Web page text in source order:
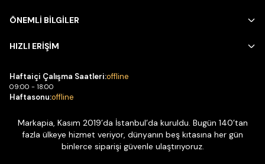
ÖNEMLİ BİLGİLER
HIZLI ERİŞİM
Haftaiçi Çalışma Saatleri:offline
09:00 - 18:00
Haftasonu:offline
Markapia, Kasım 2019’da İstanbul’da kuruldu. Bugün 140’tan
fazla ülkeye hizmet veriyor, dünyanın beş kıtasına her gün
binlerce siparişi güvenle ulaştırıyoruz.